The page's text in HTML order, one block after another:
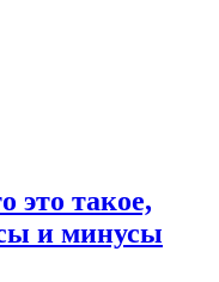
это такое,
и минусы